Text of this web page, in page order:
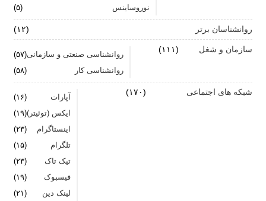
نوروساینس
(۵)
روانشناسان برتر (۱۲)
سازمان و شغل (۱۱۱)
روانشناسی صنعتی و سازمانی(۵۷)
روانشناسی کار
(۵۸)
شبکه های اجتماعی (۱۷۰)
آپارات
(۱۶)
ایکس (توئیتر)(۱۹)
اینستاگرام
(۲۳)
تلگرام
(۱۵)
تیک تاک
(۲۳)
فیسبوک
(۱۹)
لینک دین
(۲۱)